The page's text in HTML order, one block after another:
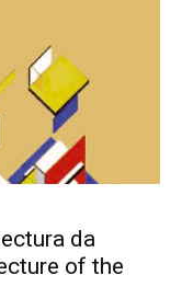
da
of the